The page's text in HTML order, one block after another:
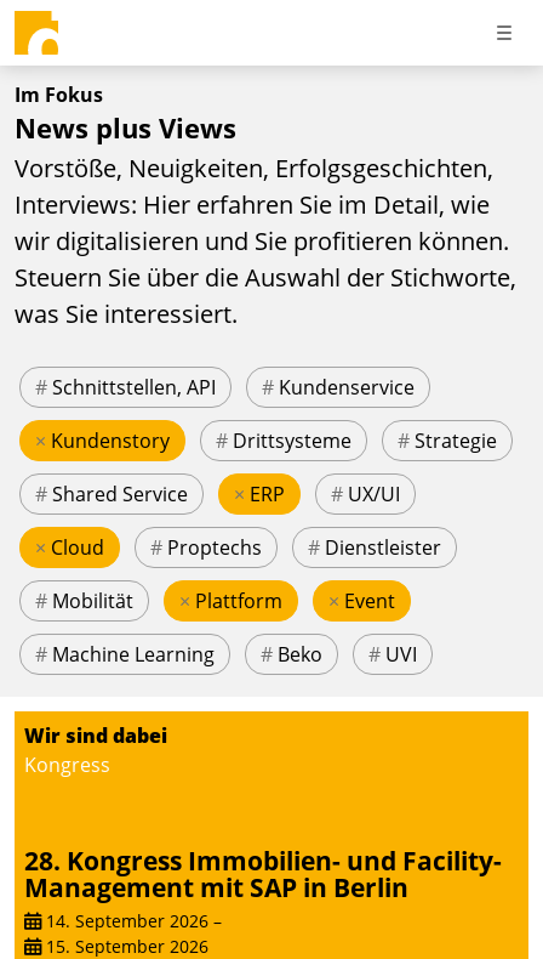
Im Fokus
News plus Views
Vorstöße, Neuigkeiten, Erfolgsgeschichten,
Interviews: Hier erfahren Sie im Detail, wie
wir digitalisieren und Sie profitieren können.
Steuern Sie über die Auswahl der Stichworte,
was Sie interessiert.
#Schnittstellen, API # Kundenservice
× Kundenstory # Drittsysteme #Strategie
#Shared Service × ERP # UX/UI
× Cloud # Proptechs # Dienstleister
# Mobilität × Plattform × Event
# Machine Learning # Beko # UVI
Wir sind dabei
Kongress
28. Kongress Immobilien- und Facility-
Management mit SAP in Berlin
14. September 2026 –
15. September 2026